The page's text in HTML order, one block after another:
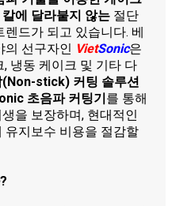
에 달라붙지 않는절단
드가 되고 있습니다. 베
의 선구자인 VietSonic은
냉동 케이크 및 기타 다
(Non-stick) 커팅 솔루션
초음파 커팅기를 통해
을 보장하며, 현대적인
유지보수 비용을 절감할